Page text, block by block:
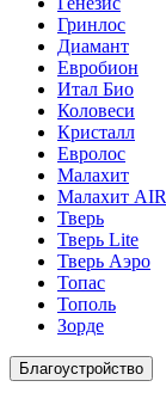
Гринлос
Диамант
Евробион
Итал Био
Коловеси
Кристалл
Евролос
Малахит
Малахит AIR
Тверь
Тверь Lite
Тверь Аэро
Топас
Тополь
Зорде
Благоустройство